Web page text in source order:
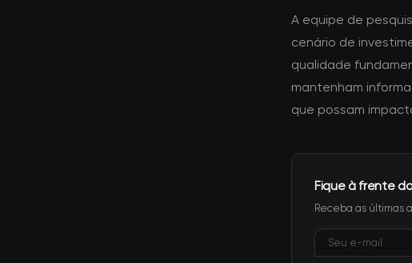
A equipe de
cenário de
qualidade
mantenham
que possam
Fique à frente
Receba as últimas